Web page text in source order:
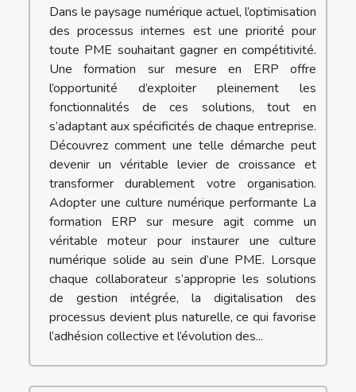
Dans le paysage numérique actuel, l’optimisation
des processus internes est une priorité pour
toute PME souhaitant gagner en compétitivité.
Une formation sur mesure en ERP offre
l’opportunité d’exploiter pleinement les
fonctionnalités de ces solutions, tout en
s’adaptant aux spécificités de chaque entreprise.
Découvrez comment une telle démarche peut
devenir un véritable levier de croissance et
transformer durablement votre organisation.
Adopter une culture numérique performante La
formation ERP sur mesure agit comme un
véritable moteur pour instaurer une culture
numérique solide au sein d’une PME. Lorsque
chaque collaborateur s’approprie les solutions
de gestion intégrée, la digitalisation des
processus devient plus naturelle, ce qui favorise
l’adhésion collective et l’évolution des...